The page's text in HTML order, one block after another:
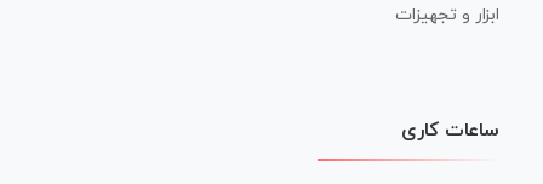
ابزار و تجهیزات
ساعات کاری